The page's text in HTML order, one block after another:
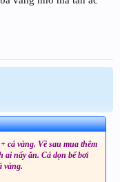
cá vàng. Về sau mua thêm
ai nấy ăn. Cá dọn bể bơi
vàng.